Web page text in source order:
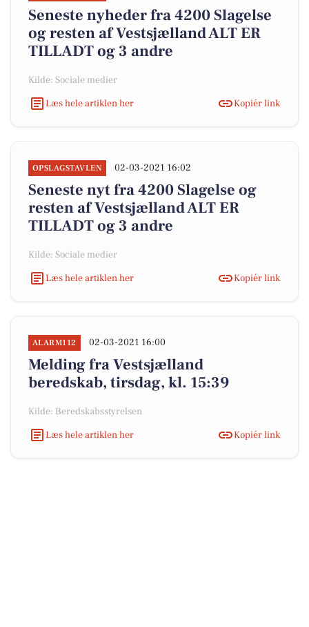
Seneste nyheder fra 4200 Slagelse
og resten af Vestsjælland ALT ER
TILLADT og 3 andre
Kilde: Sociale medier
Læs hele artiklen her
Kopiér link
OPSLAGSTAVLEN 02-03-2021 16:02
Seneste nyt fra 4200 Slagelse og
resten af Vestsjælland ALT ER
TILLADT og 3 andre
Kilde: Sociale medier
Læs hele artiklen her
Kopiér link
ALARM112 02-03-2021 16:00
Melding fra Vestsjælland
beredskab, tirsdag, kl. 15:39
Kilde: Beredskabsstyrelsen
Læs hele artiklen her
Kopiér link